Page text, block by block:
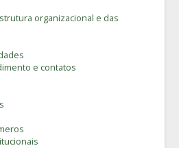
organizacional e das
e contatos